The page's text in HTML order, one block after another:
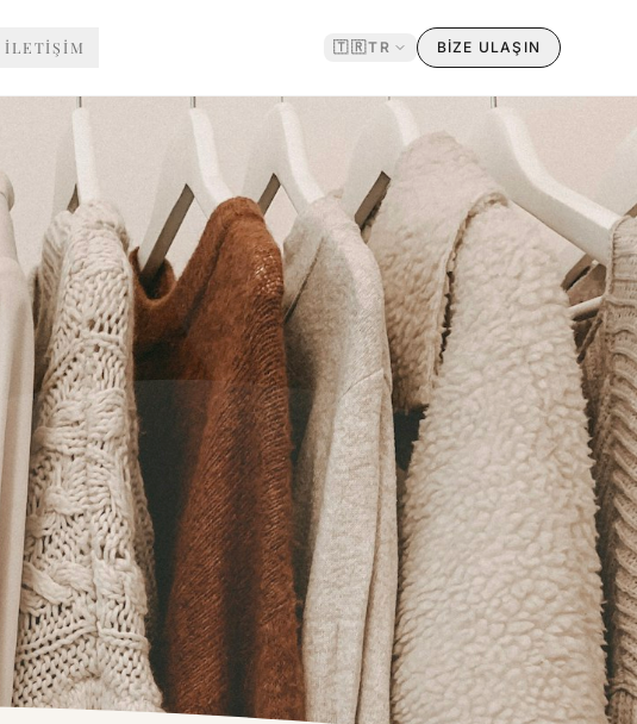
İLETİŞİM 🇹🇷TR BİZE ULAŞIN